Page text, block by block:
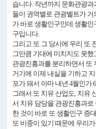
습니다. 작년까지 문화관광과
들이 권역별로 관광벨트가 거
가 바로 생활인구인데 생활
구입니다.
그리고 또 그 당시에 우리 또
그만큼 기대에 미치지도 못
관광진흥과를 분리하면서 또
거기에 이제 내실을 기하고
포가 돼서 아마 내년 4월인가
그래서 또 치유 산업도, 치유
서 치유 담당을 관광진흥과
한 것이 바로 또 생활인구 증
또 비중이 있기 때문에 우리